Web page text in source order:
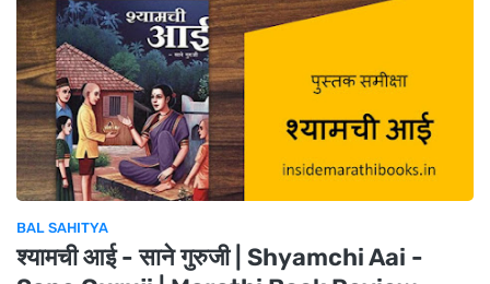
BAL SAHITYA
श्यामची आई - साने गुरुजी | Shyamchi Aai -